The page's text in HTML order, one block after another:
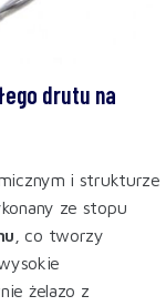
drutu na
i strukturze
ze stopu
, co tworzy
żelazo z